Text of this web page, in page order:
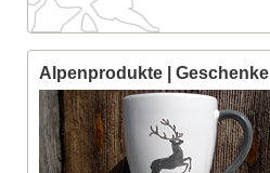
Alpenprodukte | Geschenke